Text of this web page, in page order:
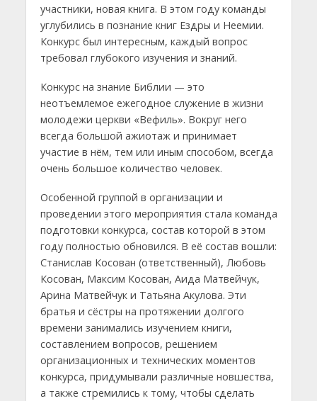
участники, новая книга. В этом году команды
углубились в познание книг Ездры и Неемии.
Конкурс был интересным, каждый вопрос
требовал глубокого изучения и знаний.
Конкурс на знание Библии — это
неотъемлемое ежегодное служение в жизни
молодежи церкви «Вефиль». Вокруг него
всегда большой ажиотаж и принимает
участие в нём, тем или иным способом, всегда
очень большое количество человек.
Особенной группой в организации и
проведении этого мероприятия стала команда
подготовки конкурса, состав которой в этом
году полностью обновился. В её состав вошли:
Станислав Косован (ответственный), Любовь
Косован, Максим Косован, Аида Матвейчук,
Арина Матвейчук и Татьяна Акулова. Эти
братья и сёстры на протяжении долгого
времени занимались изучением книги,
составлением вопросов, решением
организационных и технических моментов
конкурса, придумывали различные новшества,
а также стремились к тому, чтобы сделать